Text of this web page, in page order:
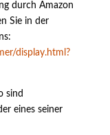
durch Amazon
Sie in der
display.html?
sind
eines seiner